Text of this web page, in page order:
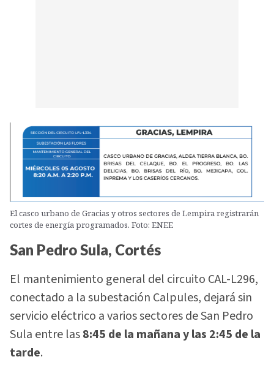
El casco urbano de Gracias y otros sectores de Lempira registrarán
cortes de energía programados. Foto: ENEE
San Pedro Sula, Cortés
El mantenimiento general del circuito CAL-L296,
conectado a la subestación Calpules, dejará sin
servicio eléctrico a varios sectores de San Pedro
Sula entre las8:45 de la mañana y las 2:45 de la
tarde.